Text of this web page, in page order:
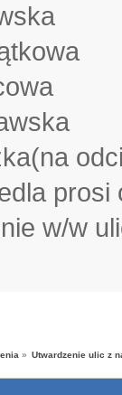
w/w
» Utwardzenie ulic z